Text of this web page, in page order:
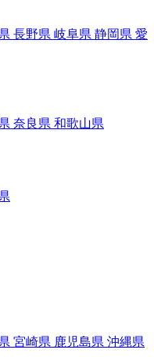
長野県 岐阜県 静岡県 愛
奈良県 和歌山県
宮崎県 鹿児島県 沖縄県